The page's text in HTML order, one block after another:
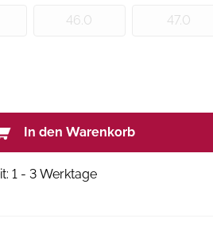
46.0 47.0
In den Warenkorb
1 - 3 Werktage